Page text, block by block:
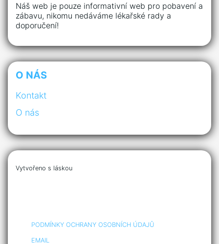
Náš web je pouze informativní web pro pobavení a
zábavu, nikomu nedáváme lékařské rady a
doporučení!
O NÁS
Kontakt
O nás
Vytvořeno s láskou
PODMÍNKY OCHRANY OSOBNÍCH ÚDAJŮ
EMAIL